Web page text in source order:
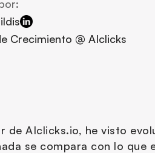
Crecimiento @ AIclicks
de AIclicks.io, he visto
se compara con lo que